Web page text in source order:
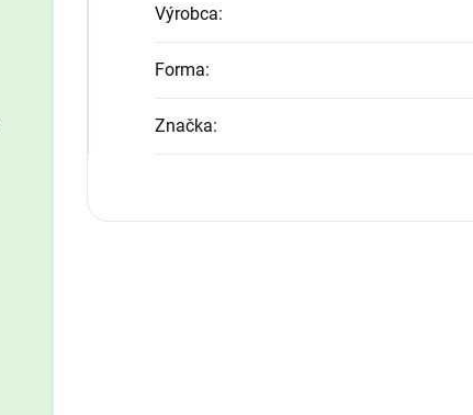
Výrobca:
Forma:
Značka: